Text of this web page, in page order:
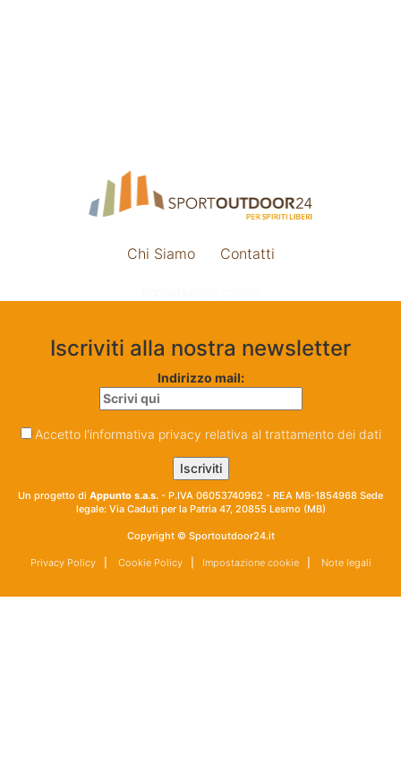
Chi Siamo Contatti
Iscriviti alla nostra newsletter
Indirizzo mail:
Accetto l'informativa privacy relativa al trattamento dei dati
Un progetto di Appunto s.a.s. - P.IVA 06053740962 - REA MB-1854968 Sede
legale: Via Caduti per la Patria 47, 20855 Lesmo (MB)
Copyright © Sportoutdoor24.it
Privacy Policy| Cookie Policy| Impostazione cookie| Note legali